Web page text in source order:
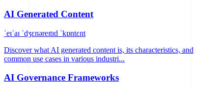
AI Generated Content
ˈeɪˈaɪ ˈdʒɛnəreɪtɪd ˈkɒntɛnt
Discover what AI generated content is, its characteristics, and
common use cases in various industri...
AI Governance Frameworks